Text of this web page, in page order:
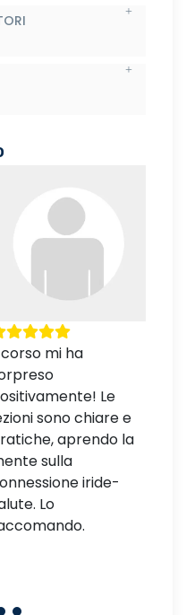
mi ha
Le
sono chiare e
aprendo la
sulla
iride-
Lo